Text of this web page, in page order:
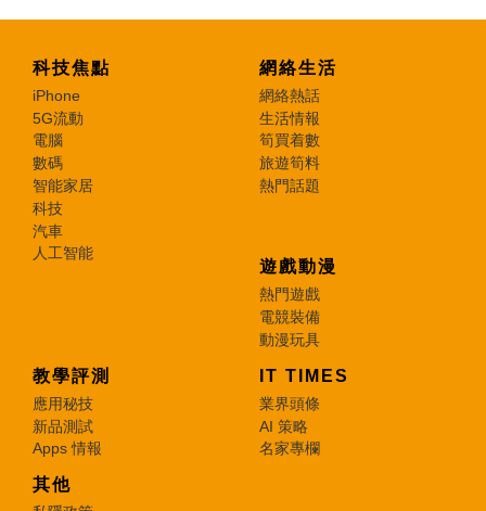
科技焦點
iPhone
5G流動
電腦
數碼
智能家居
科技
汽車
人工智能
網絡生活
網絡熱話
生活情報
筍買着數
旅遊筍料
熱門話題
遊戲動漫
熱門遊戲
電競裝備
動漫玩具
教學評測
應用秘技
新品測試
Apps 情報
IT TIMES
業界頭條
AI 策略
名家專欄
其他